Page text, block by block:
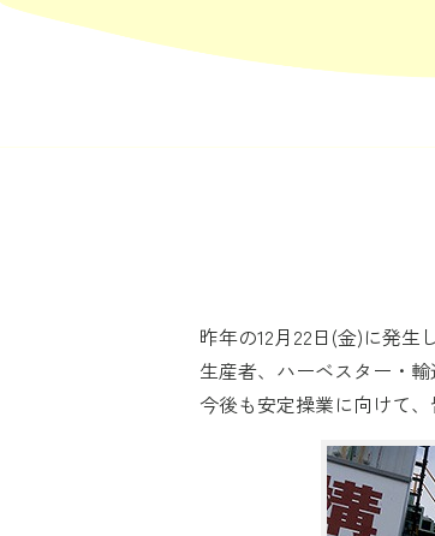
昨年の12月22日(金)に発生
生産者、ハーベスター・
今後も安定操業に向けて